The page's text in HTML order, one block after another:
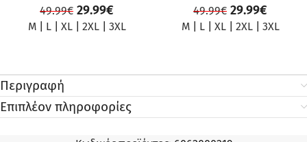
49.99€ 29.99€
M| L| XL| 2XL| 3XL
49.99€ 29.99€
M| L| XL| 2XL| 3XL
Περιγραφή
Επιπλέον πληροφορίες